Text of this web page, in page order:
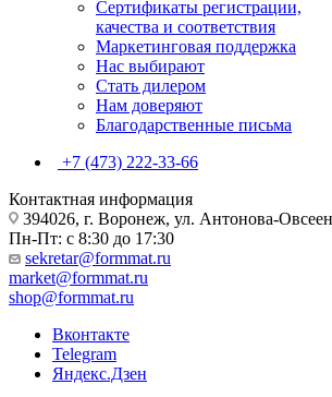
Сертификаты регистрации,
качества и соответствия
Маркетинговая поддержка
Нас выбирают
Стать дилером
Нам доверяют
Благодарственные письма
+7 (473) 222-33-66
Контактная информация
394026, г. Воронеж, ул. Антонова-
Пн-Пт: с 8:30 до 17:30
sekretar@formmat.ru
market@formmat.ru
shop@formmat.ru
Вконтакте
Telegram
Яндекс.Дзен